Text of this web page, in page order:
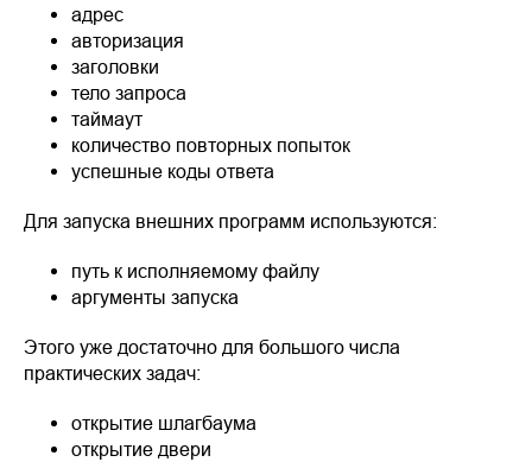
адрес
авторизация
заголовки
тело запроса
таймаут
количество повторных попыток
успешные коды ответа
Для запуска внешних программ используются:
путь к исполняемому файлу
аргументы запуска
Этого уже достаточно для большого числа
практических задач:
открытие шлагбаума
открытие двери